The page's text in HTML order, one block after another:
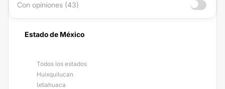
Con opiniones (43)
Estado de México
Todos los estados
Huixquilucan
Ixtlahuaca